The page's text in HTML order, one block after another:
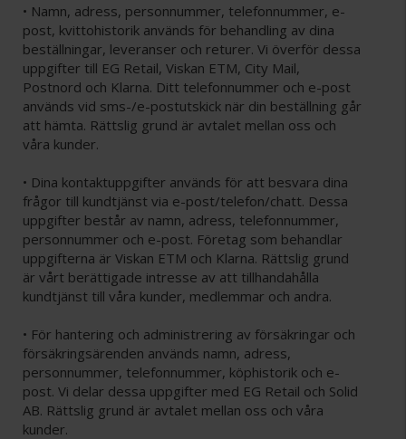
• Namn, adress, personnummer, telefonnummer, e-
post, kvittohistorik används för behandling av dina
beställningar, leveranser och returer. Vi överför dessa
uppgifter till EG Retail, Viskan ETM, City Mail,
Postnord och Klarna. Ditt telefonnummer och e-post
används vid sms-/e-postutskick när din beställning går
att hämta. Rättslig grund är avtalet mellan oss och
våra kunder.
• Dina kontaktuppgifter används för att besvara dina
frågor till kundtjänst via e-post/telefon/chatt. Dessa
uppgifter består av namn, adress, telefonnummer,
personnummer och e-post. Företag som behandlar
uppgifterna är Viskan ETM och Klarna. Rättslig grund
är vårt berättigade intresse av att tillhandahålla
kundtjänst till våra kunder, medlemmar och andra.
• För hantering och administrering av försäkringar och
försäkringsärenden används namn, adress,
personnummer, telefonnummer, köphistorik och e-
post. Vi delar dessa uppgifter med EG Retail och Solid
AB. Rättslig grund är avtalet mellan oss och våra
kunder.